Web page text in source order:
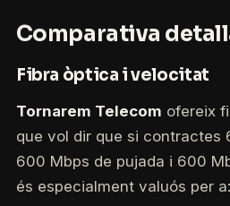
Comparativa
Fibra òptica i velocitat
Tornarem Telecom ofereix
que vol dir que si contractes
600 Mbps de pujada i 600
és especialment valuós per a: